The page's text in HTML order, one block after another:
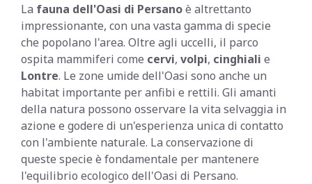
La fauna dell'Oasi di Persanoè altrettanto
impressionante, con una vasta gamma di specie
che popolano l'area. Oltre agli uccelli, il parco
ospita mammiferi come cervi, volpi, cinghiali e
Lontre. Le zone umide dell'Oasi sono anche un
habitat importante per anfibi e rettili. Gli amanti
della natura possono osservare la vita selvaggia in
azione e godere di un'esperienza unica di contatto
con l'ambiente naturale. La conservazione di
queste specie è fondamentale per mantenere
l'equilibrio ecologico dell'Oasi di Persano.